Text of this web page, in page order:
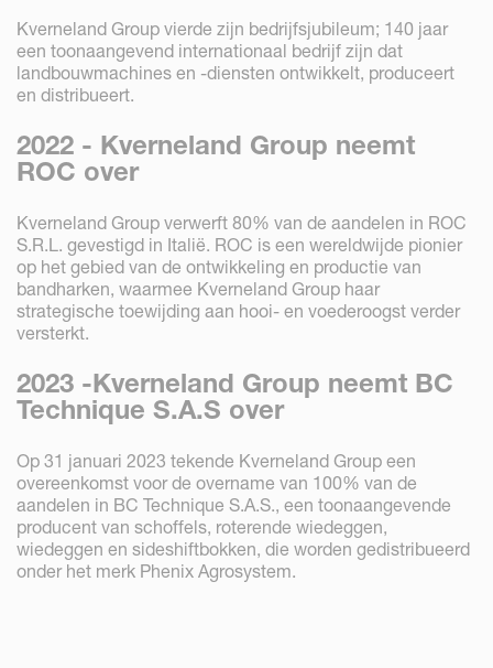
Kverneland Group vierde zijn bedrijfsjubileum; 140 jaar
een toonaangevend internationaal bedrijf zijn dat
landbouwmachines en -diensten ontwikkelt, produceert
en distribueert.
2022 - Kverneland Group neemt
ROC over
Kverneland Group verwerft 80% van de aandelen in ROC
S.R.L. gevestigd in Italië. ROC is een wereldwijde pionier
op het gebied van de ontwikkeling en productie van
bandharken, waarmee Kverneland Group haar
strategische toewijding aan hooi- en voederoogst verder
versterkt.
2023 -Kverneland Group neemt BC
Technique S.A.S over
Op 31 januari 2023 tekende Kverneland Group een
overeenkomst voor de overname van 100% van de
aandelen in BC Technique S.A.S., een toonaangevende
producent van schoffels, roterende wiedeggen,
wiedeggen en sideshiftbokken, die worden gedistribueerd
onder het merk Phenix Agrosystem.